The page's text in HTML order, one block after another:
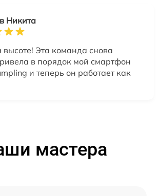
Никита
высоте! Эта команда снова
в порядок мой смартфон
и теперь он работает как
мастера